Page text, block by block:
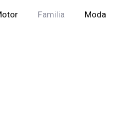
Familia Moda